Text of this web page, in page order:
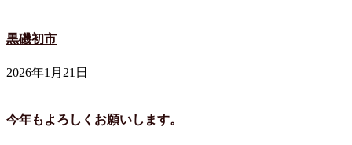
黒磯初市
2026年1月21日
今年もよろしくお願いします。